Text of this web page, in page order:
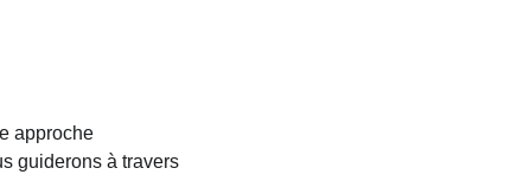
approche
guiderons à travers